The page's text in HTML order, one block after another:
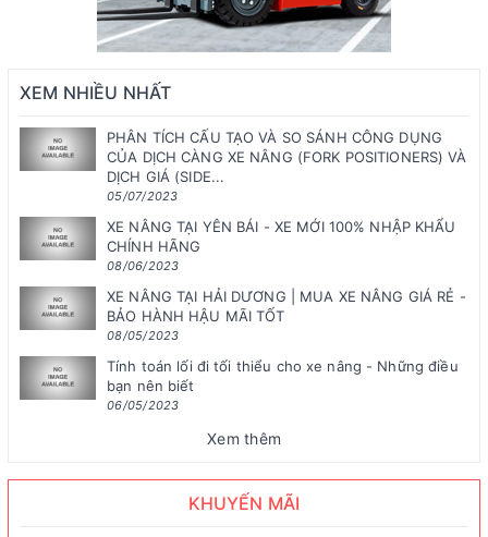
XEM NHIỀU NHẤT
PHÂN TÍCH CẤU TẠO VÀ SO SÁNH CÔNG DỤNG
CỦA DỊCH CÀNG XE NÂNG (FORK POSITIONERS) VÀ
DỊCH GIÁ (SIDE...
05/07/2023
XE NÂNG TẠI YÊN BÁI - XE MỚI 100% NHẬP KHẨU
CHÍNH HÃNG
08/06/2023
XE NÂNG TẠI HẢI DƯƠNG | MUA XE NÂNG GIÁ RẺ -
BẢO HÀNH HẬU MÃI TỐT
08/05/2023
Tính toán lối đi tối thiểu cho xe nâng - Những điều
bạn nên biết
06/05/2023
Xem thêm
KHUYẾN MÃI